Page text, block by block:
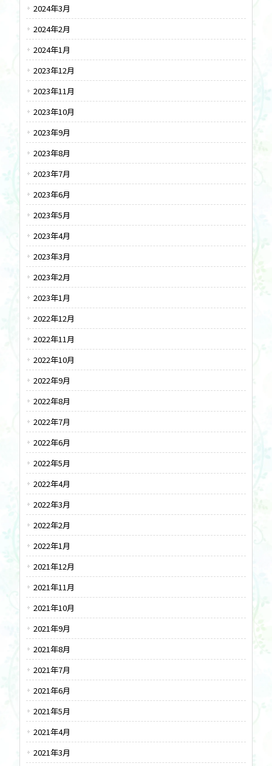
2024年3月
2024年2月
2024年1月
2023年12月
2023年11月
2023年10月
2023年9月
2023年8月
2023年7月
2023年6月
2023年5月
2023年4月
2023年3月
2023年2月
2023年1月
2022年12月
2022年11月
2022年10月
2022年9月
2022年8月
2022年7月
2022年6月
2022年5月
2022年4月
2022年3月
2022年2月
2022年1月
2021年12月
2021年11月
2021年10月
2021年9月
2021年8月
2021年7月
2021年6月
2021年5月
2021年4月
2021年3月